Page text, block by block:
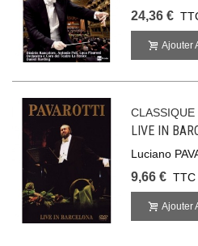
24,36 €
Ajouter
CLASSIQUE
LIVE IN
Luciano
9,66 € TTC
Ajouter